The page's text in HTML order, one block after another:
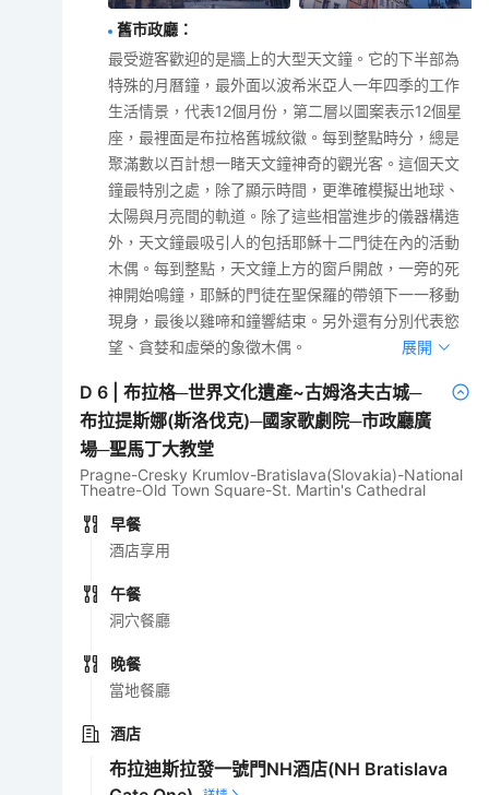
舊市政廳 ：
最受遊客歡迎的是牆上的大型天文鐘。它的下半部為
特殊的月曆鐘，最外面以波希米亞人一年四季的工作
生活情景，代表12個月份，第二層以圖案表示12個星
座，最裡面是布拉格舊城紋徽。每到整點時分，總是
聚滿數以百計想一睹天文鐘神奇的觀光客。這個天文
鐘最特別之處，除了顯示時間，更準確模擬出地球、
太陽與月亮間的軌道。除了這些相當進步的儀器構造
外，天文鐘最吸引人的包括耶穌十二門徒在內的活動
木偶。每到整點，天文鐘上方的窗戶開啟，一旁的死
神開始鳴鐘，耶穌的門徒在聖保羅的帶領下一一移動
現身，最後以雞啼和鐘響結束。另外還有分別代表慾
望、貪婪和虛榮的象徵木偶。
展開
D6 |布拉格─世界文化遺產~古姆洛夫古城─
布拉提斯娜(斯洛伐克)─國家歌劇院─市政廳廣
場─聖馬丁大教堂
Pragne-Cresky Krumlov-Bratislava(Slovakia)-National
Theatre-Old Town Square-St. Martin's Cathedral
早餐
酒店享用
午餐
洞穴餐廳
晚餐
當地餐廳
酒店
布拉迪斯拉發一號門NH酒店(NH Bratislava